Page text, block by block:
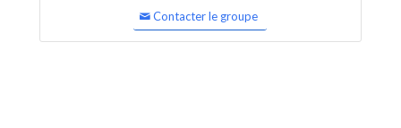
Contacter le groupe